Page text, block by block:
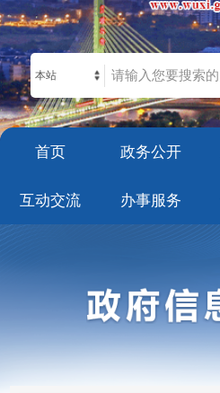
本站
首页 政务公开
互动交流 办事服务